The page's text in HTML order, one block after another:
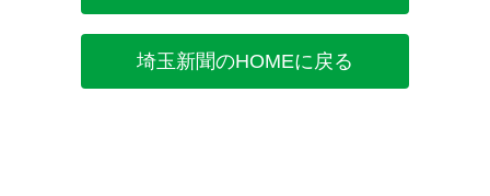
埼玉新聞のHOMEに戻る